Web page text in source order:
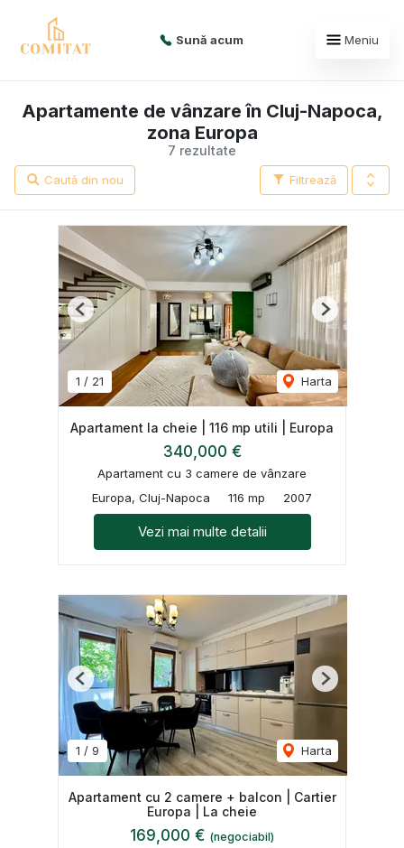
Sună acum Meniu
7 rezultate
Apartamente de vânzare în Cluj-Napoca,
zona Europa
Filtrează
Caută din nou
1 / 21 Harta
Previous Next
Apartament la cheie | 116 mp utili | Europa
340,000 €
Apartament cu 3 camere de vânzare
Europa, Cluj-Napoca
116 mp 2007
Vezi mai multe detalii
1 / 9 Harta
Previous Next
Apartament cu 2 camere + balcon | Cartier
Europa | La cheie
169,000 € (negociabil)